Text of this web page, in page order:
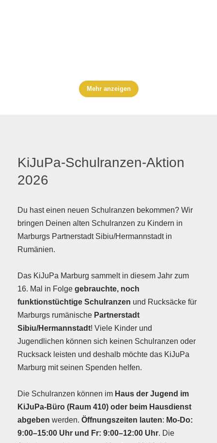
Mehr anzeigen
KiJuPa-Schulranzen-Aktion
2026
Du hast einen neuen Schulranzen bekommen? Wir
bringen Deinen alten Schulranzen zu Kindern in
Marburgs Partnerstadt Sibiu/Hermannstadt in
Rumänien.
Das KiJuPa Marburg sammelt in diesem Jahr zum
16. Mal in Folgegebrauchte, noch
funktionstüchtige Schulranzen und Rucksäcke für
Marburgs rumänische Partnerstadt
Sibiu/Hermannstadt! Viele Kinder und
Jugendlichen können sich keinen Schulranzen oder
Rucksack leisten und deshalb möchte das KiJuPa
Marburg mit seinen Spenden helfen.
Die Schulranzen können im Haus der Jugend im
KiJuPa-Büro (Raum 410) oder beim Hausdienst
abgebenwerden.Öffnungszeiten lauten: Mo-Do:
9:00–15:00 Uhr und Fr: 9:00–12:00 Uhr. Die